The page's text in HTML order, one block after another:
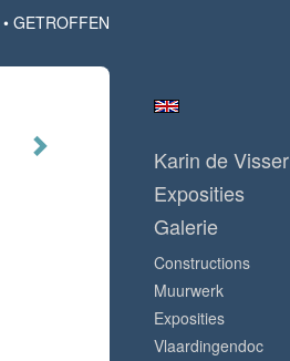
GETROFFEN
Karin de Visser
Exposities
Galerie
Constructions
Muurwerk
Exposities
Vlaardingendoc